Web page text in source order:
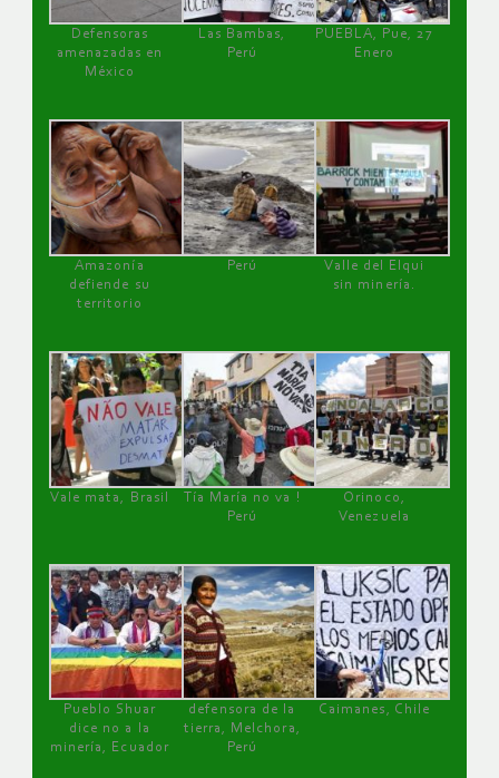
Defensoras
amenazadas en
México
Las Bambas,
Perú
PUEBLA, Pue, 27
Enero
Amazonía
defiende su
territorio
Perú
Valle del Elqui
sin minería.
Vale mata, Brasil
Tía María no va !
Perú
Orinoco,
Venezuela
Pueblo Shuar
dice no a la
minería, Ecuador
defensora de la
tierra, Melchora,
Perú
Caimanes, Chile